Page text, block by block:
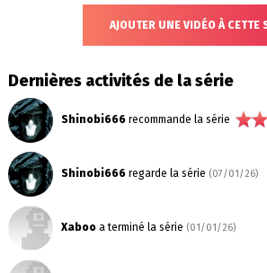
AJOUTER UNE VIDÉO À CETTE
Dernières activités de la série
Shinobi666recommande la série
Shinobi666regarde la série (07/01/26)
Xabooa terminé la série (01/01/26)